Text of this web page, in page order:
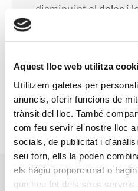
Aquest lloc web utilitza
Utilitzem galetes per
anuncis, oferir funcions de
trànsit del lloc. També
com feu servir el nostre lloc
socials, de publicitat i
seu torn, ells la poden
els hàgiu proporcionat o
que heu fet dels seus serveis.
disminuint el dolor i
Intensitat
Apuntar-me